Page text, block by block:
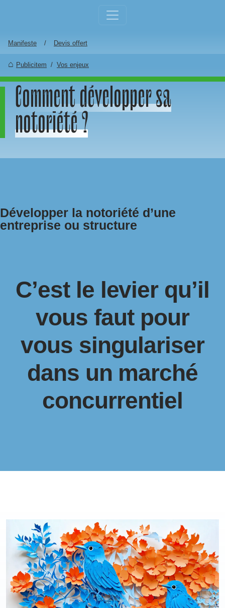
Manifeste Devis offert
Publicitem Vos enjeux
Comment développer sa
notoriété ?
Développer la notoriété d’une
entreprise ou structure
C’est le levier qu’il
vous faut pour
vous singulariser
dans un marché
concurrentiel